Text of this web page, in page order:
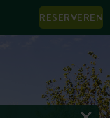
RESERVEREN